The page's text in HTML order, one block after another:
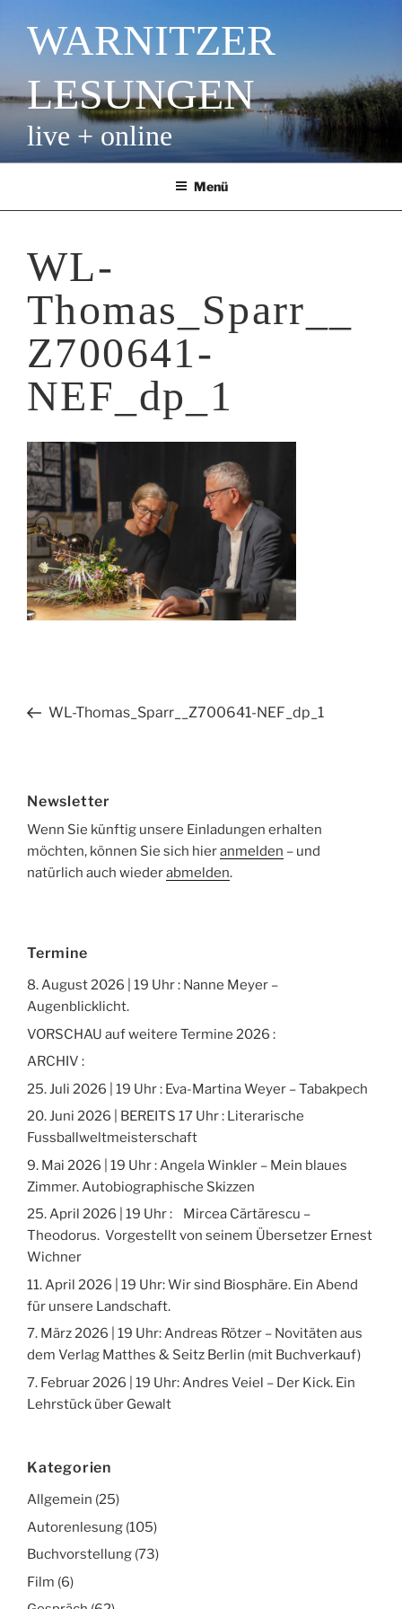
Inhalt
springenWARNITZER
LESUNGEN
live + online
Menü
WL-
Thomas_Sparr__
Z700641-
NEF_dp_1
Beitragsnavigation
Vorheriger
WL-Thomas_Sparr__Z700641-NEF_dp_1
Newsletter
Wenn Sie künftig unsere Einladungen erhalten
möchten, können Sie sich hieranmelden – und
natürlich auch wiederabmelden.
Termine
8. August 2026 | 19 Uhr : Nanne Meyer –
Augenblicklicht.
VORSCHAU auf weitere Termine 2026 :
ARCHIV :
25. Juli 2026 | 19 Uhr : Eva-Martina Weyer – Tabakpech
20. Juni 2026 | BEREITS 17 Uhr : Literarische
Fussballweltmeisterschaft
9. Mai 2026 | 19 Uhr : Angela Winkler – Mein blaues
Zimmer. Autobiographische Skizzen
25. April 2026 | 19 Uhr : Mircea Cărtărescu –
Theodorus. Vorgestellt von seinem Übersetzer Ernest
Wichner
11. April 2026 | 19 Uhr: Wir sind Biosphäre. Ein Abend
für unsere Landschaft.
7. März 2026 | 19 Uhr: Andreas Rötzer – Novitäten aus
dem Verlag Matthes & Seitz Berlin (mit Buchverkauf)
7. Februar 2026 | 19 Uhr: Andres Veiel – Der Kick. Ein
Lehrstück über Gewalt
Kategorien
Allgemein (25)
Autorenlesung (105)
Buchvorstellung (73)
Film (6)